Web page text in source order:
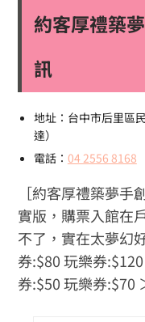
約客厚禮築
訊
地址：台中市后里區
達）
電話： 04 2556 8168
［約客厚禮築夢
實版，購票入館在
不了，實在太夢幻
券:$80 玩樂券
券:$50 玩樂券:$70